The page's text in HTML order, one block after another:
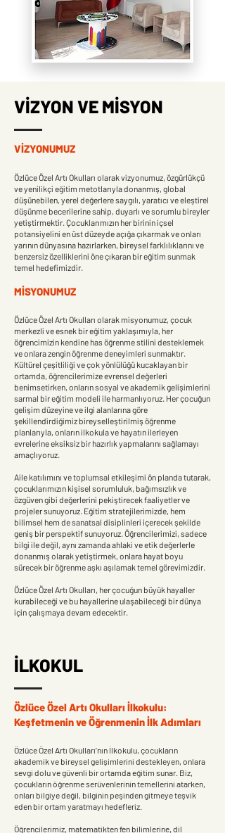
VİZYON VE MİSYON
VİZYONUMUZ
Özlüce Özel Artı Okulları olarak vizyonumuz, özgürlükçü
ve yenilikçi eğitim metotlarıyla donanmış, global
düşünebilen, yerel değerlere saygılı, yaratıcı ve eleştirel
düşünme becerilerine sahip, duyarlı ve sorumlu bireyler
yetiştirmektir. Çocuklarımızın her birinin içsel
potansiyelini en üst düzeyde açığa çıkarmak ve onları
yarının dünyasına hazırlarken, bireysel farklılıklarını ve
benzersiz özelliklerini öne çıkaran bir eğitim sunmak
temel hedefimizdir.
MİSYONUMUZ
Özlüce Özel Artı Okulları olarak misyonumuz, çocuk
merkezli ve esnek bir eğitim yaklaşımıyla, her
öğrencimizin kendine has öğrenme stilini desteklemek
ve onlara zengin öğrenme deneyimleri sunmaktır.
Kültürel çeşitliliği ve çok yönlülüğü kucaklayan bir
ortamda, öğrencilerimize evrensel değerleri
benimsetirken, onların sosyal ve akademik gelişimlerini
sarmal bir eğitim modeli ile harmanlıyoruz. Her çocuğun
gelişim düzeyine ve ilgi alanlarına göre
şekillendirdiğimiz bireyselleştirilmiş öğrenme
planlarıyla, onların ilkokula ve hayatın ilerleyen
evrelerine eksiksiz bir hazırlık yapmalarını sağlamayı
amaçlıyoruz.
Aile katılımını ve toplumsal etkileşimi ön planda tutarak,
çocuklarımızın kişisel sorumluluk, bağımsızlık ve
özgüven gibi değerlerini pekiştirecek faaliyetler ve
projeler sunuyoruz. Eğitim stratejilerimizde, hem
bilimsel hem de sanatsal disiplinleri içerecek şekilde
geniş bir perspektif sunuyoruz. Öğrencilerimizi, sadece
bilgi ile değil, aynı zamanda ahlaki ve etik değerlerle
donanmış olarak yetiştirmek, onlara hayat boyu
sürecek bir öğrenme aşkı aşılamak temel görevimizdir.
Özlüce Özel Artı Okulları, her çocuğun büyük hayaller
kurabileceği ve bu hayallerine ulaşabileceği bir dünya
için çalışmaya devam edecektir.
İLKOKUL
Özlüce Özel Artı Okulları İlkokulu:
Keşfetmenin ve Öğrenmenin İlk Adımları
Özlüce Özel Artı Okulları’nın İlkokulu, çocukların
akademik ve bireysel gelişimlerini destekleyen, onlara
sevgi dolu ve güvenli bir ortamda eğitim sunar. Biz,
çocukların öğrenme serüvenlerinin temellerini atarken,
onları bilgiye değil, bilginin peşinden gitmeye teşvik
eden bir ortam yaratmayı hedefleriz.
Öğrencilerimiz, matematikten fen bilimlerine, dil